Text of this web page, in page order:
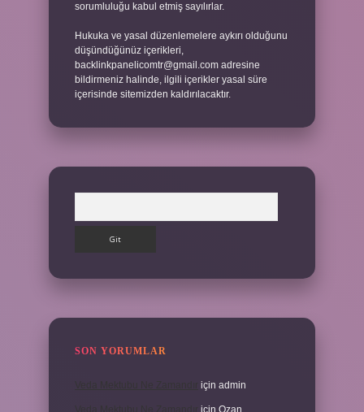
sorumluluğu kabul etmiş sayılırlar.
Hukuka ve yasal düzenlemelere aykırı olduğunu
düşündüğünüz içerikleri,
backlinkpanelicomtr@gmail.com adresine
bildirmeniz halinde, ilgili içerikler yasal süre
içerisinde sitemizden kaldırılacaktır.
SON YORUMLAR
için admin
için Ozan